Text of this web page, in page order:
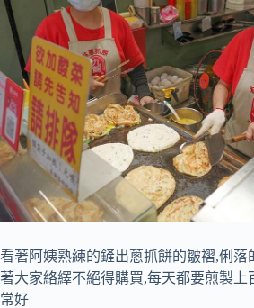
看著阿姨熟練的鏟出蔥抓餅的皺褶,俐落
著大家絡繹不絕得購買,每天都要煎製上
常好